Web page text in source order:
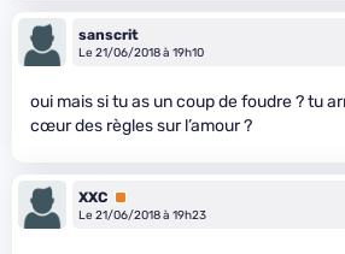
sanscrit
Le 21/06/2018 à 19h10
oui mais si tu as un coup de foudre ? tu
cœur des règles sur l’amour ?
XXC Premium
Le 21/06/2018 à 19h23